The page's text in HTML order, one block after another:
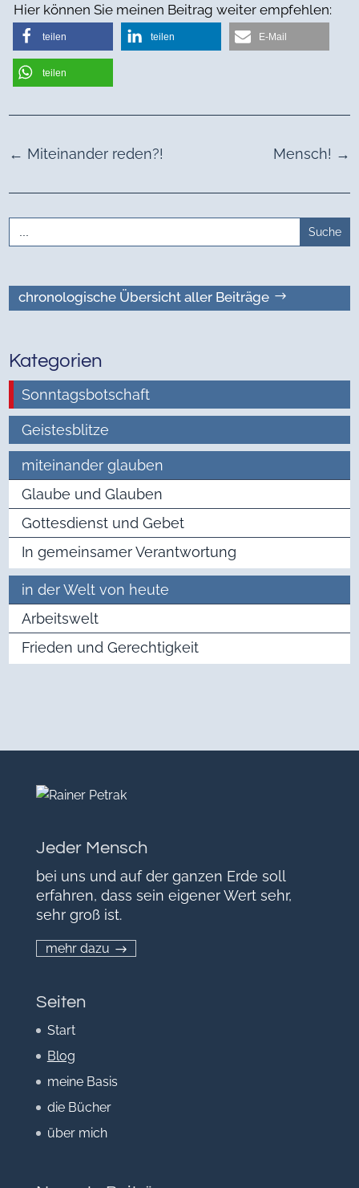
Hier können Sie meinen Beitrag weiter empfehlen:
teilen teilen E-Mail
teilen
← Miteinander reden?! Mensch! →
Search
for:
chronologische Übersicht aller Beiträge
Kategorien
Sonntagsbotschaft
Geistesblitze
miteinander glauben
Glaube und Glauben
Gottesdienst und Gebet
In gemeinsamer Verantwortung
in der Welt von heute
Arbeitswelt
Frieden und Gerechtigkeit
Jeder Mensch
bei uns und auf der ganzen Erde soll
erfahren, dass sein eigener Wert sehr,
sehr groß ist.
mehr dazu
Seiten
Start
Blog
meine Basis
die Bücher
über mich